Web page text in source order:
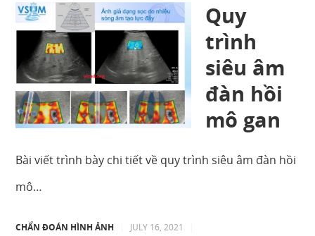
Quy
trình
siêu âm
đàn hồi
mô gan
Bài viết trình bày chi tiết về quy trình siêu âm đàn hồi
mô…
CHẨN ĐOÁN HÌNH ẢNH JULY 16, 2021